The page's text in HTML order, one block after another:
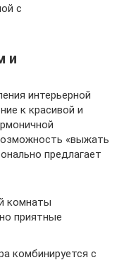
с
и
интерьерной
к красивой и
«выжать
предлагает
комнаты
приятные
комбинируется с